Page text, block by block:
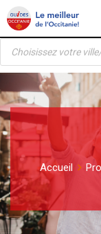
Skip
to
content
Recherche
produits
Accueil